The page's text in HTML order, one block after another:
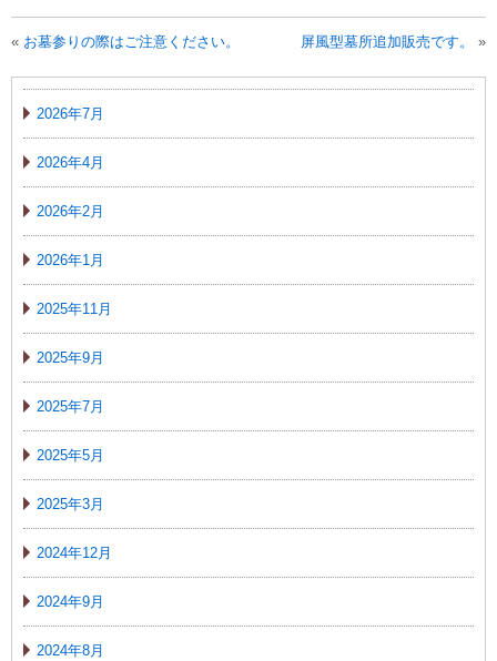
« お墓参りの際はご注意ください。 屏風型墓所追加販売です。 »
2026年7月
2026年4月
2026年2月
2026年1月
2025年11月
2025年9月
2025年7月
2025年5月
2025年3月
2024年12月
2024年9月
2024年8月